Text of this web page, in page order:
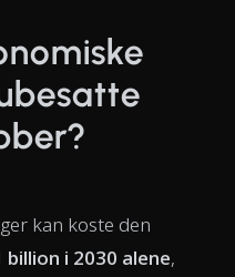
kan koste den
billion i 2030 alene,